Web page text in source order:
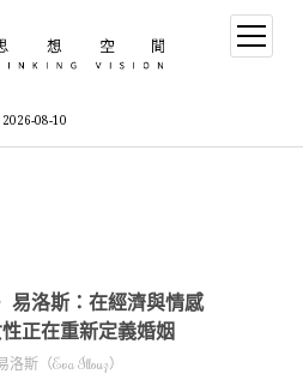
2026-08-10
易洛斯：在經濟與情感
正在重新定義婚姻
斯（Eva Illouz）